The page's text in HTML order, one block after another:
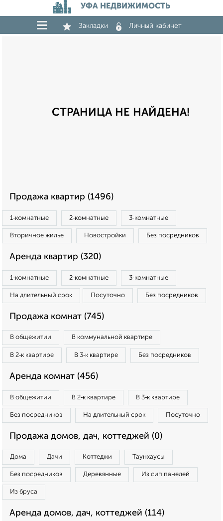
УФА НЕДВИЖИМОСТЬ
Закладки Личный кабинет
СТРАНИЦА НЕ НАЙДЕНА!
Продажа квартир (1496)
1‑комнатные 2‑комнатные 3‑комнатные
Вторичное жилье Новостройки Без посредников
Аренда квартир (320)
1‑комнатные 2‑комнатные 3‑комнатные
На длительный срок Посуточно Без посредников
Продажа комнат (745)
В общежитии В коммунальной квартире
В 2‑к квартире В 3‑к квартире Без посредников
Аренда комнат (456)
В общежитии В 2‑к квартире В 3‑к квартире
Без посредников На длительный срок Посуточно
Продажа домов, дач, коттеджей (0)
Дома Дачи Коттеджи Таунхаусы
Без посредников Деревянные Из сип панелей
Из бруса
Аренда домов, дач, коттеджей (114)